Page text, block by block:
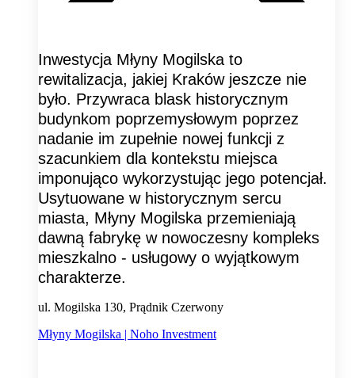
Inwestycja Młyny Mogilska to
rewitalizacja, jakiej Kraków jeszcze nie
było. Przywraca blask historycznym
budynkom poprzemysłowym poprzez
nadanie im zupełnie nowej funkcji z
szacunkiem dla kontekstu miejsca
imponująco wykorzystując jego potencjał.
Usytuowane w historycznym sercu
miasta, Młyny Mogilska przemieniają
dawną fabrykę w nowoczesny kompleks
mieszkalno - usługowy o wyjątkowym
charakterze.
ul. Mogilska 130, Prądnik Czerwony
Młyny Mogilska | Noho Investment